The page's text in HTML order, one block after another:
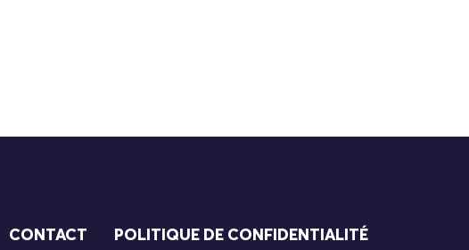
CONTACT POLITIQUE DE CONFIDENTIALITÉ